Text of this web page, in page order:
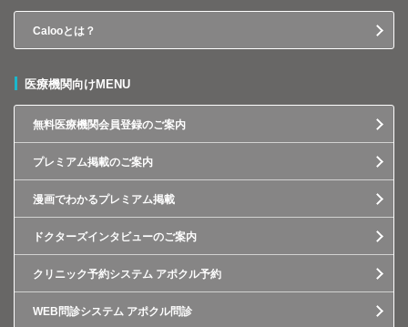
Calooとは？
医療機関向けMENU
無料医療機関会員登録のご案内
プレミアム掲載のご案内
漫画でわかるプレミアム掲載
ドクターズインタビューのご案内
クリニック予約システム アポクル予約
WEB問診システム アポクル問診